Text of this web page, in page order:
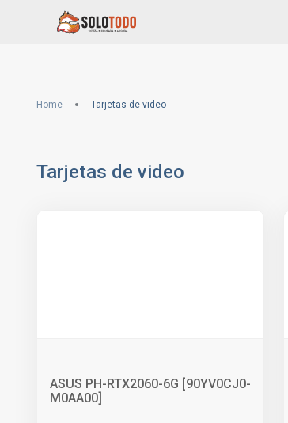
Home Tarjetas de video
Tarjetas de video
ASUS PH-RTX2060-6G [90YV0CJ0-
M0AA00]